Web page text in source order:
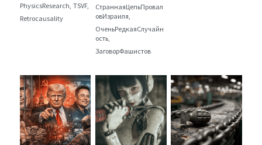
PhysicsResearch, TSVF,
Retrocausality
СтраннаяЦепьПровал
овИзраиля,
ОченьРедкаяСлучайн
ость,
ЗаговорФашистов